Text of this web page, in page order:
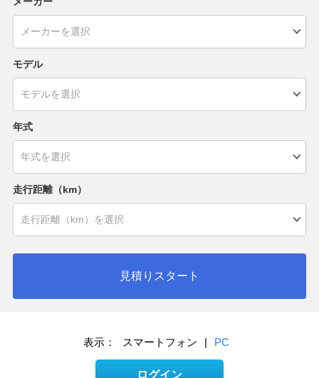
モデル
年式
走行距離（km）
見積りスタート
表示： スマートフォン | PC
ログイン